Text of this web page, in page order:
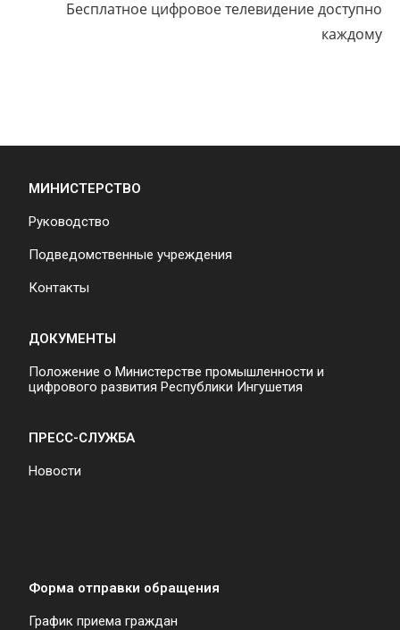
Бесплатное цифровое телевидение доступно
каждому
МИНИСТЕРСТВО
Руководство
Подведомственные учреждения
Контакты
ДОКУМЕНТЫ
Положение о Министерстве промышленности и
цифрового развития Республики Ингушетия
ПРЕСС-СЛУЖБА
Новости
Форма отправки обращения
График приема граждан